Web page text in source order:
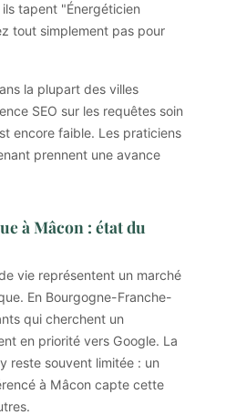
tapent "Énergéticien
tout simplement pas pour
la plupart des villes
SEO sur les requêtes soin
encore faible. Les praticiens
prennent une avance
à Mâcon : état du
vie représentent un marché
En Bourgogne-Franche-
qui cherchent un
en priorité vers Google. La
reste souvent limitée : un
à Mâcon capte cette